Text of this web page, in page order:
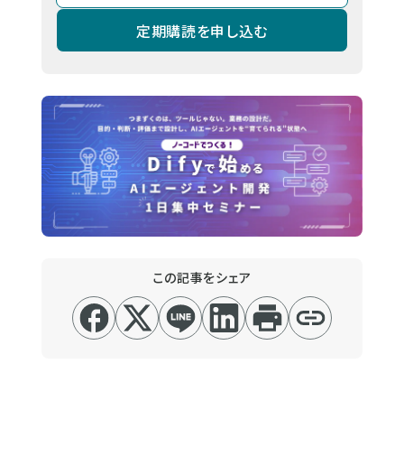
定期購読を申し込む
この記事をシェア